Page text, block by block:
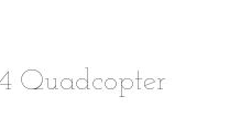
Quadcopter